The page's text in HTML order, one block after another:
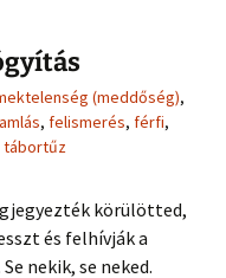
(meddőség),
, felismerés, férfi,
tábortűz
körülötted,
és felhívják a
nekik, se neked.